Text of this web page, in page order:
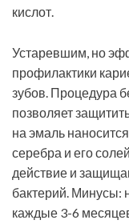
кислот.
Устаревшим, но
профилактики
зубов. Процедура
позволяет
на эмаль
серебра и его
действие и
бактерий. Минусы:
каждые 3-6